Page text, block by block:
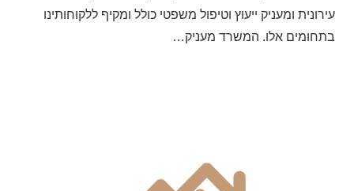
עירונית ומעניק ייעוץ וטיפול משפטי כולל ומקיף ללקוחותינו
בתחומים אלו. המשרד מעניק…